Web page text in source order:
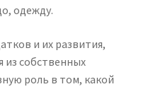
одежду.
и их развития,
из собственных
роль в том, какой